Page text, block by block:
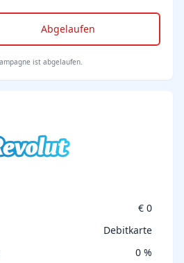
Abgelaufen
ist abgelaufen.
€ 0
Debitkarte
0 %